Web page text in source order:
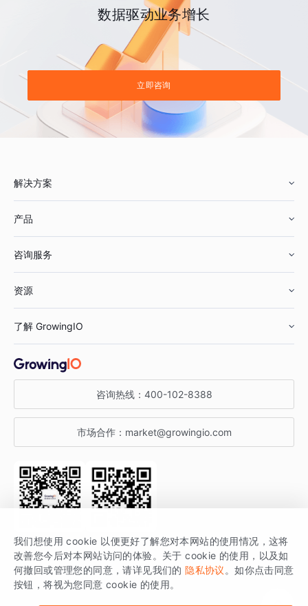
数据驱动业务增长
立即咨询
解决方案
鞋服行业
汽车行业
金融行业
产品
智能运营
获客分析
咨询服务
资源
增长公开课
增长博客
开发者文档
SDK 文档
场景指南
了解 GrowingIO
关于 GrowingIO
增长大会
行业活动
咨询热线： 400-102-8388
市场合作： market@growingio.com
关注公众号 获取更多干货
GrowingIO 是专注于数据智能分析与增长的品牌，核心平台为 GrowingIO
分析云。
我们想使用 cookie 以便更好了解您对本网站的使用情况，这将
改善您今后对本网站访问的体验。关于 cookie 的使用，以及如
何撤回或管理您的同意，请详见我们的 隐私协议 。如你点击同意
按钮，将视为您同意 cookie 的使用。